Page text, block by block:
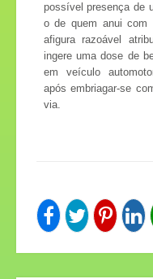
possível presença de
o de quem anui com
afigura razoável
ingere uma dose de
em veículo
após embriagar-se
via.